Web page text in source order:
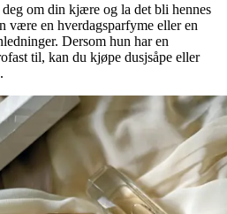
om din kjære og la det bli hennes
være en hverdagsparfyme eller en
Dersom hun har en
til, kan du kjøpe dusjsåpe eller